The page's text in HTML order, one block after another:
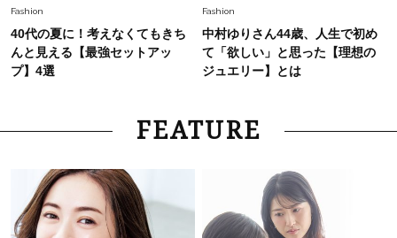
Fashion
40代の夏に！考えなくてもきち
んと見える【最強セットアッ
プ】4選
Fashion
中村ゆりさん44歳、人生で初め
て「欲しい」と思った【理想の
ジュエリー】とは
FEATURE